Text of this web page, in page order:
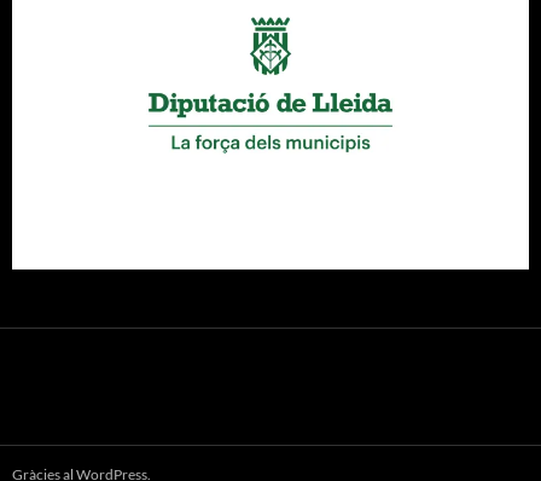
Gràcies al WordPress.